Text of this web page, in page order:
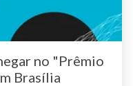
no "Prêmio
Brasília